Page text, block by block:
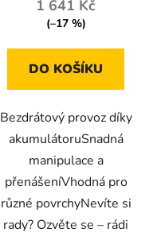
1 641 Kč
(–17 %)
DO KOŠÍKU
Bezdrátový provoz díky
akumulátoruSnadná
manipulace a
přenášeníVhodná pro
různé povrchyNevíte si
rady? Ozvěte se – rádi